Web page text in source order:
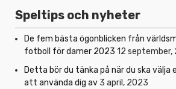
Speltips och nyheter
De fem bästa ögonblicken från
fotboll för damer 2023 12 september,
Detta bör du tänka på när du ska
att använda dig av 3 april, 2023